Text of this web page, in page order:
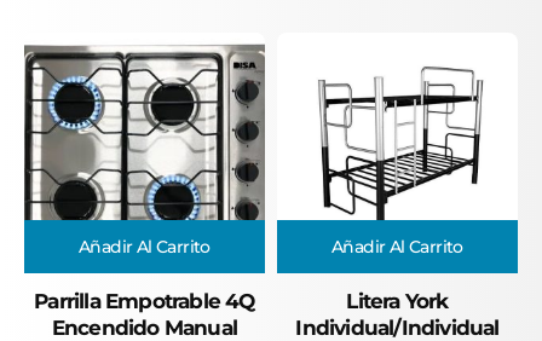
Añadir Al Carrito
Parrilla Empotrable 4Q
Encendido Manual
Añadir Al Carrito
Litera York
Individual/Individual